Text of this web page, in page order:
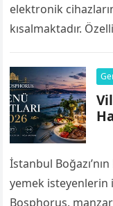
elektronik
kısalmaktadır.
sistem
İstanbul
yemek isteyenlerin
Bosphorus,